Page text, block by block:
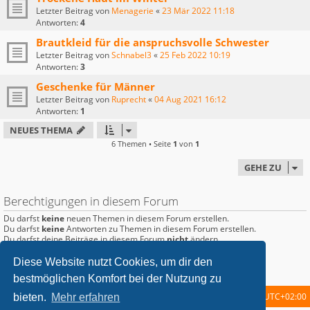
Diese Website nutzt Cookies, um dir den
bestmöglichen Komfort bei der Nutzung zu
bieten. Mehr erfahren
Letzter Beitrag von Menagerie «23 Mär 2022 11:18
Antworten:4
Brautkleid für die anspruchsvolle Schwester
Letzter Beitrag vonSchnabel3«25 Feb 2022 10:19
Antworten:3
Geschenke für Männer
Letzter Beitrag von Ruprecht«04 Aug 2021 16:12
Antworten: 1
NEUES THEMA
6 Themen • Seite 1 von 1
GEHE ZU
Berechtigungen in diesem Forum
Du darfst keine neuen Themen in diesem Forum erstellen.
Du darfst keineAntworten zu Themen in diesem Forum erstellen.
Du darfst deine Beiträge in diesem Forumnichtändern.
Du darfstkeineDateianhänge in diesem Forum erstellen.
Startseite Foren-Übersicht UTC+02:00